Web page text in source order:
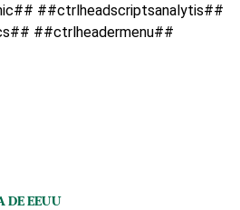
##ctrlheadscriptsanalytis##
##ctrlheadermenu##
DE EEUU